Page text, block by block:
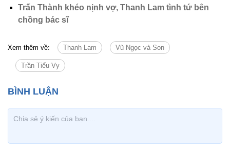
Trấn Thành khéo nịnh vợ, Thanh Lam tình tứ bên
chồng bác sĩ
Xem thêm về: Thanh Lam Vũ Ngọc và Son
Trần Tiểu Vy